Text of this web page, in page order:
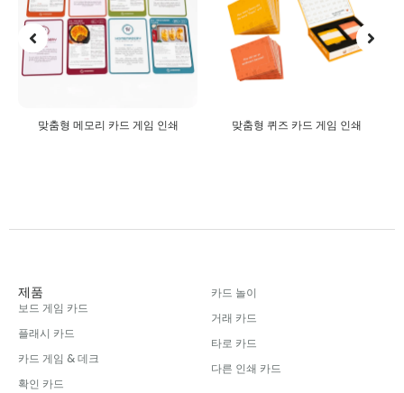
맞춤형 퀴즈 카드 게임 인쇄 맞춤형 직소 퍼즐
제품
보드 게임 카드
플래시 카드
카드 게임 & 데크
확인 카드
카드 놀이
거래 카드
타로 카드
다른 인쇄 카드